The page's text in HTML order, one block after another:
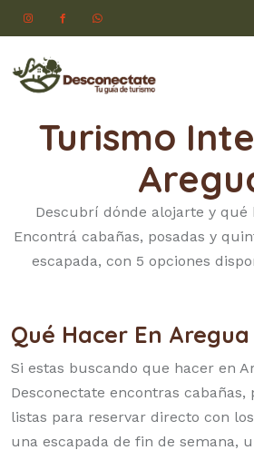
Turismo
Descubrí dónde alojarte y qué
Encontrá cabañas, posadas y
escapada, con 5 opciones
Qué Hacer En Aregua
Si estas buscando que hacer en
Desconectate encontras cabañas,
listas para reservar directo con
una escapada de fin de semana,